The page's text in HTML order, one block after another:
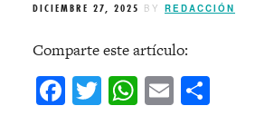
DICIEMBRE 27, 2025 BY REDACCIÓN
Comparte este artículo:
Facebook
Twitter
WhatsApp
Email